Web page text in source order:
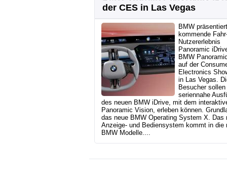
der CES in Las Vegas
BMW
kommende
Nutzererlebnis
Panoramic
BMW
auf der
Electronics
in Las Vegas.
Besucher sollen
seriennahe
des neuen BMW iDrive, mit dem
Panoramic Vision, erleben können.
das neue BMW Operating System X. Das
Anzeige- und Bediensystem kommt in die
BMW Modelle....